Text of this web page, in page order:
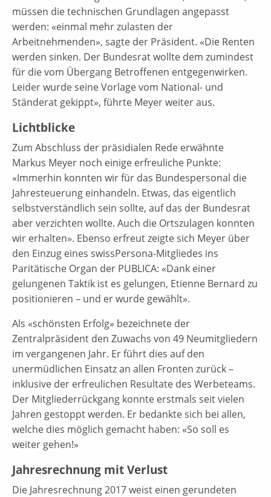
müssen die technischen Grundlagen angepasst
werden: «einmal mehr zulasten der
Arbeitnehmenden», sagte der Präsident. «Die Renten
werden sinken. Der Bundesrat wollte dem zumindest
für die vom Übergang Betroffenen entgegenwirken.
Leider wurde seine Vorlage vom National- und
Ständerat gekippt», führte Meyer weiter aus.
Lichtblicke
Zum Abschluss der präsidialen Rede erwähnte
Markus Meyer noch einige erfreuliche Punkte:
«Immerhin konnten wir für das Bundespersonal die
Jahresteuerung einhandeln. Etwas, das eigentlich
selbstverständlich sein sollte, auf das der Bundesrat
aber verzichten wollte. Auch die Ortszulagen konnten
wir erhalten». Ebenso erfreut zeigte sich Meyer über
den Einzug eines swissPersona-Mitgliedes ins
Paritätische Organ der PUBLICA: «Dank einer
gelungenen Taktik ist es gelungen, Etienne Bernard zu
positionieren – und er wurde gewählt».
Als «schönsten Erfolg» bezeichnete der
Zentralpräsident den Zuwachs von 49 Neumitgliedern
im vergangenen Jahr. Er führt dies auf den
unermüdlichen Einsatz an allen Fronten zurück –
inklusive der erfreulichen Resultate des Werbeteams.
Der Mitgliederrückgang konnte erstmals seit vielen
Jahren gestoppt werden. Er bedankte sich bei allen,
welche dies möglich gemacht haben: «So soll es
weiter gehen!»
Jahresrechnung mit Verlust
Die Jahresrechnung 2017 weist einen gerundeten